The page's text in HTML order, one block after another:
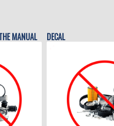
MANUAL DECAL